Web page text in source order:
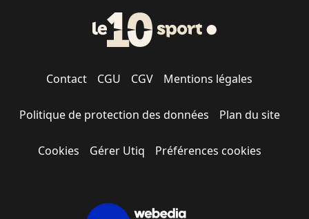
Contact CGU CGV Mentions légales
Politique de protection des données Plan du site
Cookies Gérer Utiq Préférences cookies